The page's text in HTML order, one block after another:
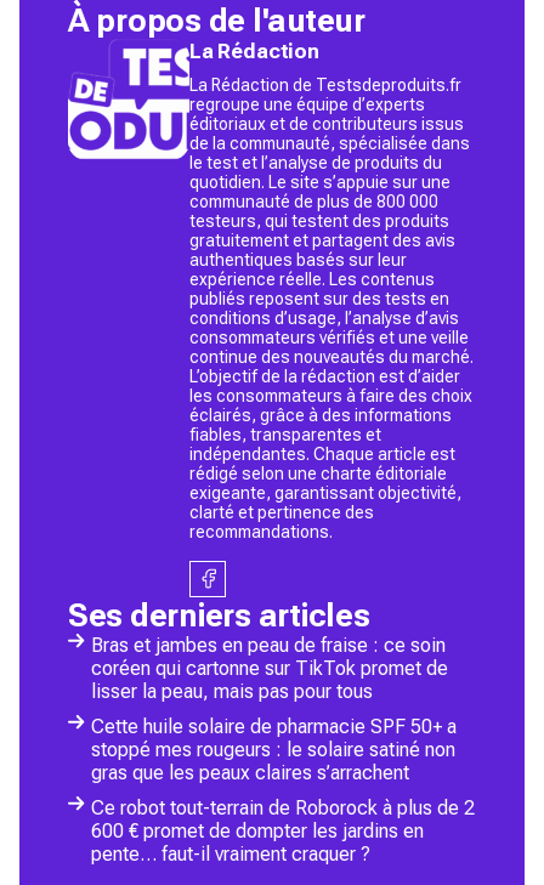
À propos de l'auteur
La Rédaction
La Rédaction de Testsdeproduits.fr
regroupe une équipe d’experts
éditoriaux et de contributeurs issus
de la communauté, spécialisée dans
le test et l’analyse de produits du
quotidien. Le site s’appuie sur une
communauté de plus de 800 000
testeurs, qui testent des produits
gratuitement et partagent des avis
authentiques basés sur leur
expérience réelle. Les contenus
publiés reposent sur des tests en
conditions d’usage, l’analyse d’avis
consommateurs vérifiés et une veille
continue des nouveautés du marché.
L’objectif de la rédaction est d’aider
les consommateurs à faire des choix
éclairés, grâce à des informations
fiables, transparentes et
indépendantes. Chaque article est
rédigé selon une charte éditoriale
exigeante, garantissant objectivité,
clarté et pertinence des
recommandations.
Ses derniers articles
Bras et jambes en peau de fraise : ce soin
coréen qui cartonne sur TikTok promet de
lisser la peau, mais pas pour tous
Cette huile solaire de pharmacie SPF 50+ a
stoppé mes rougeurs : le solaire satiné non
gras que les peaux claires s’arrachent
Ce robot tout-terrain de Roborock à plus de 2
600 € promet de dompter les jardins en
pente… faut-il vraiment craquer ?